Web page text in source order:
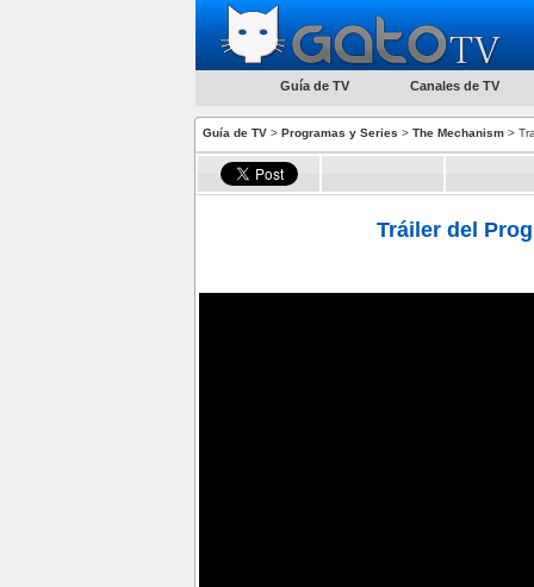
Guía de TV Canales de TV
Guía de TV > Programas y Series > The Mechanism >
Tráiler del